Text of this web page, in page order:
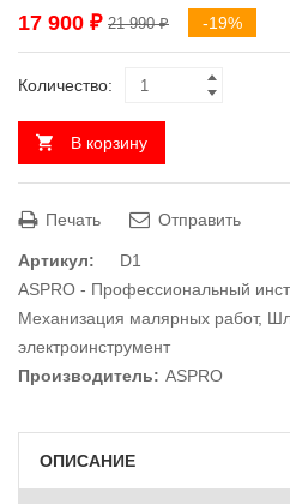
21 990₽
17 900 ₽ -19%
Количество:
В корзину
Печать Отправить
Артикул:
D1
ASPRO - Профессиональный
Механизация малярных работ,
электроинструмент
Производитель: ASPRO
ОПИСАНИЕ